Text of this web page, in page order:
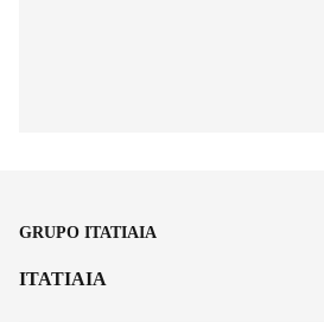
GRUPO ITATIAIA
ITATIAIA